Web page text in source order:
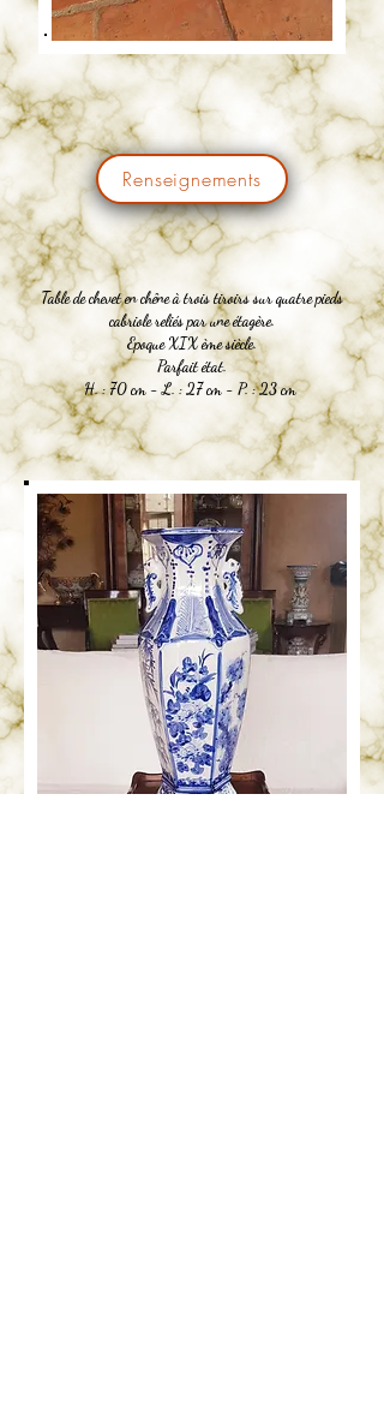
Renseignements
Table de chevet en chêne à trois tiroirs sur quatre pieds
cabriole reliés par une étagère.
Epoque XIX ème siècle.
Parfait état.
H. : 70 cm - L. : 27 cm - P. : 23 cm